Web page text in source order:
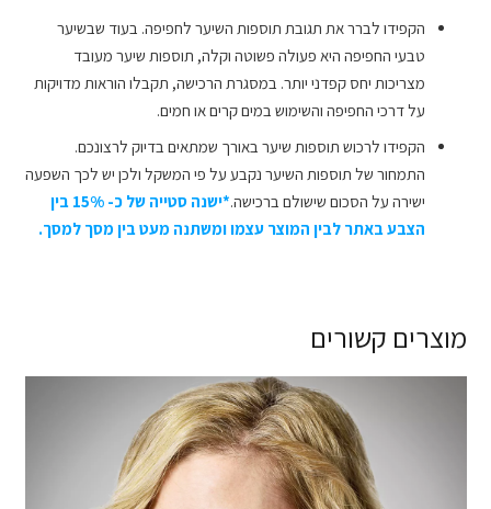
הקפידו לברר את תגובת תוספות השיער לחפיפה. בעוד שבשיער
טבעי החפיפה היא פעולה פשוטה וקלה, תוספות שיער מעובד
מצריכות יחס קפדני יותר. במסגרת הרכישה, תקבלו הוראות מדויקות
על דרכי החפיפה והשימוש במים קרים או חמים.
הקפידו לרכוש תוספות שיער באורך שמתאים בדיוק לרצונכם.
התמחור של תוספות השיער נקבע על פי המשקל ולכן יש לכך השפעה
ישירה על הסכום שישולם ברכישה.
*ישנה סטייה של כ- 15% בין
הצבע באתר לבין המוצר עצמו ומשתנה מעט בין מסך למסך.
מוצרים קשורים